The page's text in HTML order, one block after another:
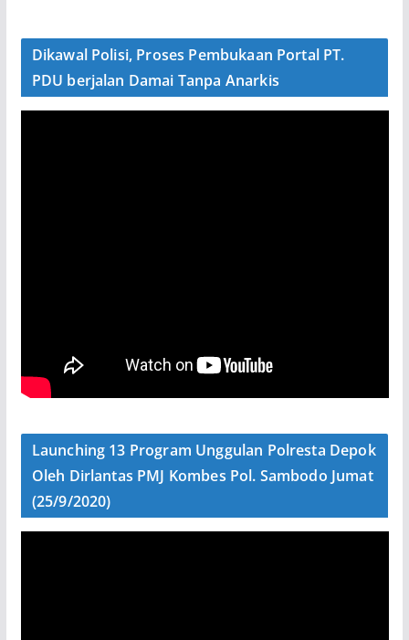
Dikawal Polisi, Proses Pembukaan Portal PT.
PDU berjalan Damai Tanpa Anarkis
Launching 13 Program Unggulan Polresta Depok
Oleh Dirlantas PMJ Kombes Pol. Sambodo Jumat
(25/9/2020)